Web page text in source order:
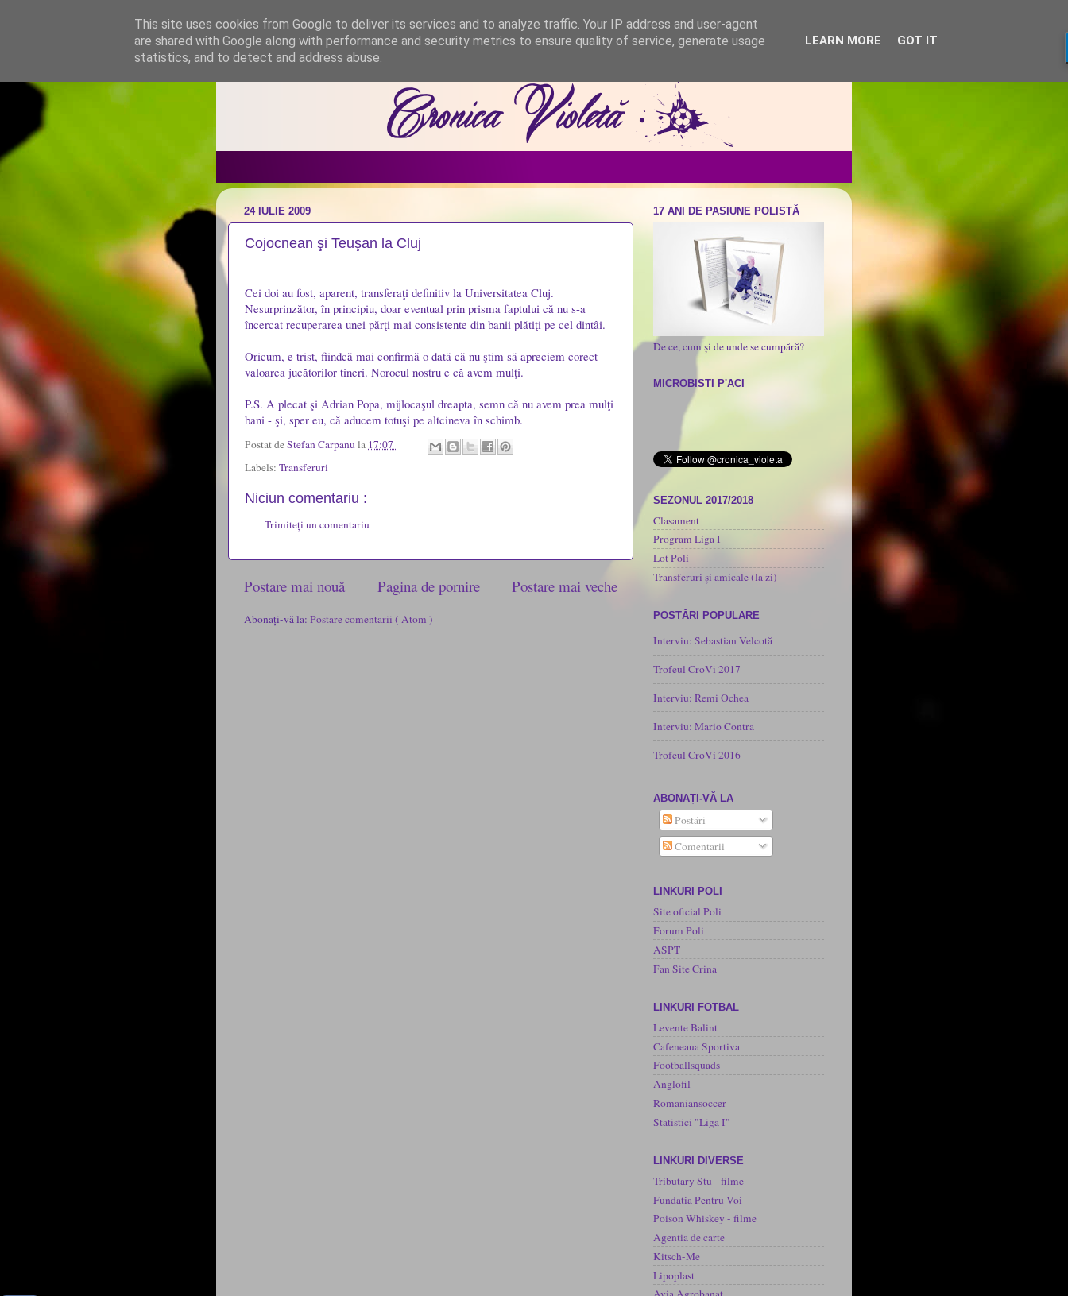
24 IULIE 2009
Cojocnean şi Teuşan la Cluj
Cei doi au fost, aparent, transferaţi definitiv la Universitatea Cluj.
Nesurprinzător, în principiu, doar eventual prin prisma faptului că nu s-a
încercat recuperarea unei părţi mai consistente din banii plătiţi pe cel dintâi.
Oricum, e trist, fiindcă mai confirmă o dată că nu ştim să apreciem corect
valoarea jucătorilor tineri. Norocul nostru e că avem mulţi.
P.S. A plecat şi Adrian Popa, mijlocaşul dreapta, semn că nu avem prea mulţi
bani - şi, sper eu, că aducem totuşi pe altcineva în schimb.
Postat deStefan Carpanula 17:07
Labels: Transferuri
Niciun comentariu :
Trimiteți un comentariu
Postare mai nouă Postare mai veche
Pagina de pornire
Abonați-vă la: Postare comentarii ( Atom )
17 ANI DE PASIUNE POLISTĂ
De ce, cum și de unde se cumpără?
MICROBISTI P'ACI
SEZONUL 2017/2018
Clasament
Program Liga I
Lot Poli
Transferuri și amicale (la zi)
POSTĂRI POPULARE
Interviu: Sebastian Velcotă
Trofeul CroVi 2017
Interviu: Remi Ochea
Interviu: Mario Contra
Trofeul CroVi 2016
ABONAȚI-VĂ LA
Postări
Comentarii
LINKURI POLI
Site oficial Poli
Forum Poli
ASPT
Fan Site Crina
LINKURI FOTBAL
Levente Balint
Cafeneaua Sportiva
Footballsquads
Anglofil
Romaniansoccer
Statistici "Liga I"
LINKURI DIVERSE
Tributary Stu - filme
Fundatia Pentru Voi
Poison Whiskey - filme
Agentia de carte
Kitsch-Me
Lipoplast
This site uses cookies from Google to deliver its services and to analyze traffic. Your IP address and user-agent
are shared with Google along with performance and security metrics to ensure quality of service, generate usage
statistics, and to detect and address abuse.
LEARN MORE GOT IT